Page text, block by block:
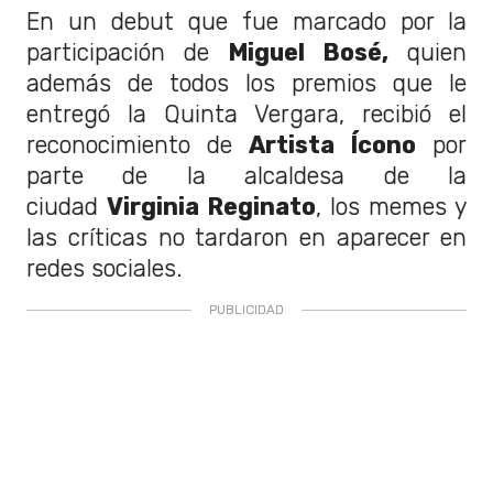
En un debut que fue marcado por la
participación de Miguel Bosé, quien
además de todos los premios que le
entregó la Quinta Vergara, recibió el
reconocimiento de Artista Ícono por
parte de la alcaldesa de la
ciudad Virginia Reginato, los memes y
las críticas no tardaron en aparecer en
redes sociales.